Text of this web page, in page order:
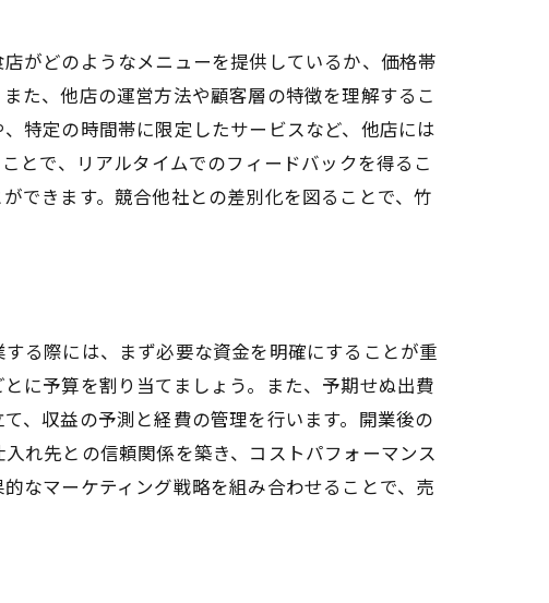
がどのようなメニューを提供しているか、価格帯
た、他店の運営方法や顧客層の特徴を理解するこ
特定の時間帯に限定したサービスなど、他店には
とで、リアルタイムでのフィードバックを得るこ
できます。競合他社との差別化を図ることで、竹
る際には、まず必要な資金を明確にすることが重
に予算を割り当てましょう。また、予期せぬ出費
、収益の予測と経費の管理を行います。開業後の
れ先との信頼関係を築き、コストパフォーマンス
なマーケティング戦略を組み合わせることで、売